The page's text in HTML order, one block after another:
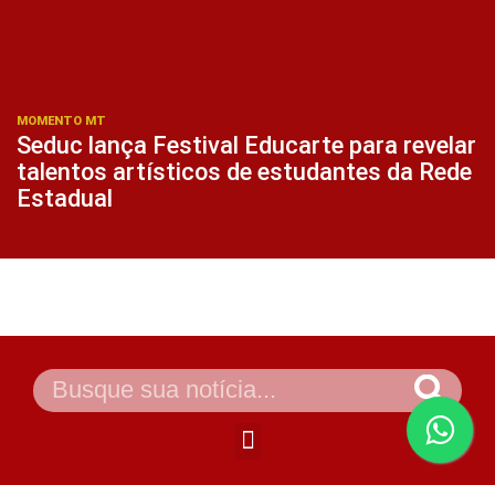
MOMENTO MT
Seduc lança Festival Educarte para revelar
talentos artísticos de estudantes da Rede
Estadual